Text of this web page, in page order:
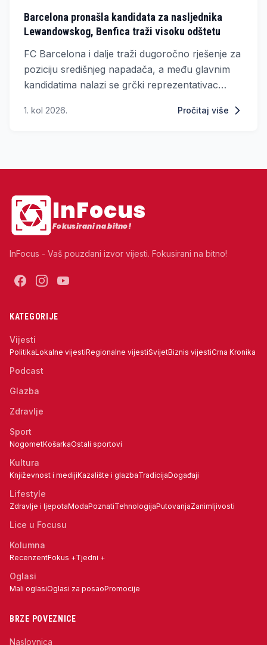
Barcelona pronašla kandidata za nasljednika
Lewandowskog, Benfica traži visoku odštetu
FC Barcelona i dalje traži dugoročno rješenje za
poziciju središnjeg napadača, a među glavnim
kandidatima nalazi se grčki reprezentativac
Benfica.
1. kol 2026. Pročitaj više
InFocus
Fokusirani na bitno!
InFocus - Vaš pouzdani izvor vijesti. Fokusirani na bitno!
KATEGORIJE
Vijesti
PolitikaLokalne vijestiRegionalne vijestiSvijetBiznis vijestiCrna Kronika
Podcast
Glazba
Zdravlje
Sport
NogometKošarkaOstali sportovi
Kultura
Književnost i medijiKazalište i glazbaTradicijaDogađaji
Lifestyle
Zdravlje i ljepotaModaPoznatiTehnologijaPutovanjaZanimljivosti
Lice u Focusu
Kolumna
RecenzentFokus +Tjedni +
Oglasi
Mali oglasiOglasi za posaoPromocije
BRZE POVEZNICE
Naslovnica